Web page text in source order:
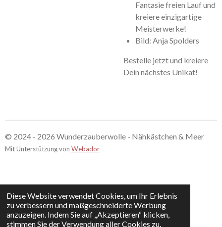
Diese Website verwendet Cookies, um Ihr Erlebnis
zu verbessern und maßgeschneiderte Werbung
anzuzeigen. Indem Sie auf „Akzeptieren“ klicken,
stimmen Sie der Verwendung aller Cookies zu.
Fantasie freien Lauf und
kreiere einzigartige
Meisterwerke!
Bild: Anja Spolders
Bestelle jetzt und kreiere
Dein nächstes Unikat!
© 2024 - 2026 Wunderzauberwolle - Nähkästchen & Meer
Mit Unterstützung von Webador